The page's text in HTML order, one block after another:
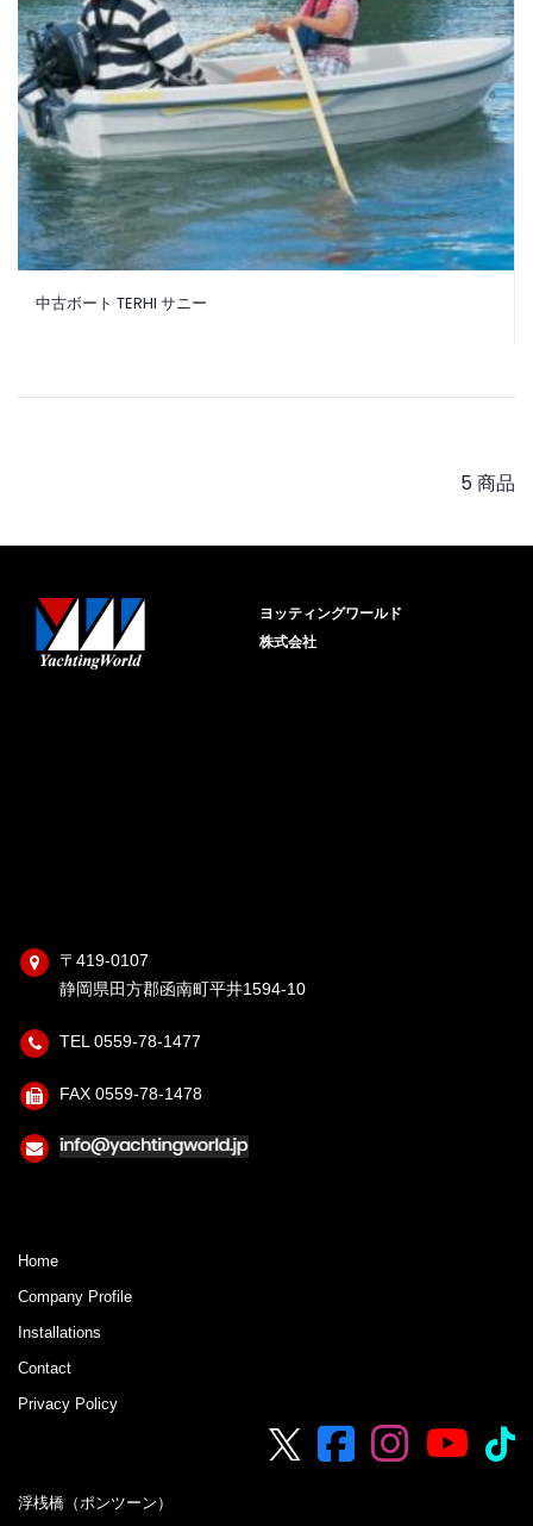
中古ボート TERHI サニー
5 商品
ヨッティングワールド
株式会社
〒419-0107
静岡県田方郡函南町平井1594-10
TEL 0559-78-1477
FAX 0559-78-1478
Home
Company Profile
Installations
Contact
Privacy Policy
浮桟橋（ポンツーン）